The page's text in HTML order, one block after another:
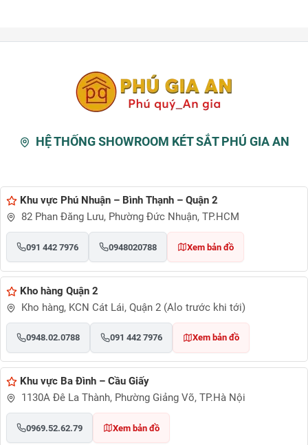
HỆ THỐNG SHOWROOM KÉT SẮT PHÚ GIA AN
Khu vực Phú Nhuận – Bình Thạnh – Quận 2
82 Phan Đăng Lưu, Phường Đức Nhuận, TP.HCM
091 442 7976 0948020788 Xem bản đồ
Kho hàng Quận 2
Kho hàng, KCN Cát Lái, Quận 2 (Alo trước khi tới)
0948.02.0788 091 442 7976 Xem bản đồ
Khu vực Ba Đình – Cầu Giấy
1130A Đê La Thành, Phường Giảng Võ, TP.Hà Nội
0969.52.62.79 Xem bản đồ